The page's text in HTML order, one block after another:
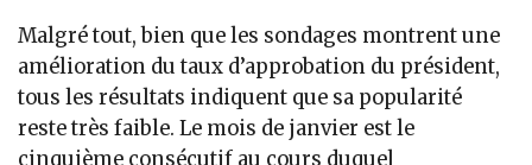
Malgré tout, bien que les sondages montrent une
amélioration du taux d’approbation du président,
tous les résultats indiquent que sa popularité
reste très faible. Le mois de janvier est le
cinquième consécutif au cours duquel